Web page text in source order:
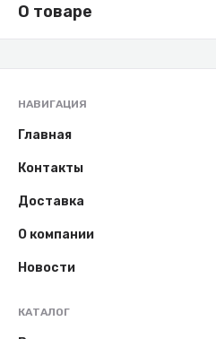
О товаре
НАВИГАЦИЯ
Главная
Контакты
Доставка
О компании
Новости
КАТАЛОГ